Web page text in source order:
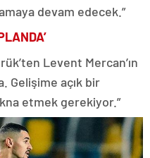
devam edecek.”
Levent Mercan’ın
Gelişime açık bir
etmek gerekiyor.”